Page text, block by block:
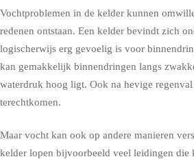
Vochtproblemen in de kelder kunnen
redenen ontstaan. Een kelder bevindt zich
logischerwijs erg gevoelig is voor
kan gemakkelijk binnendringen langs
waterdruk hoog ligt. Ook na hevige
terechtkomen.
Maar vocht kan ook op andere manieren
kelder lopen bijvoorbeeld veel leidingen die